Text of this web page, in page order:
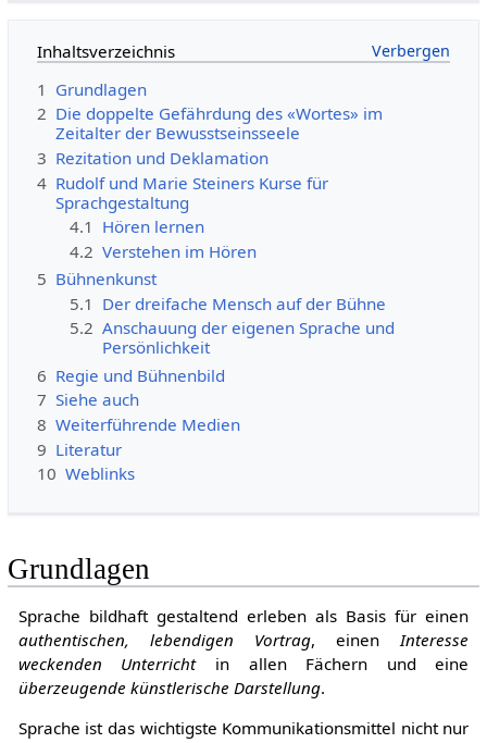
1 Grundlagen
Die doppelte Gefährdung des «Wortes» im
Zeitalter der Bewusstseinsseele
3 Rezitation und Deklamation
Rudolf und Marie Steiners Kurse für
Sprachgestaltung
4.1 Hören lernen
4.2 Verstehen im Hören
Bühnenkunst
5.1 Der dreifache Mensch auf der Bühne
Anschauung der eigenen Sprache und
Persönlichkeit
6 Regie und Bühnenbild
7 Siehe auch
8 Weiterführende Medien
9 Literatur
Grundlagen
Sprache bildhaft gestaltend erleben als Basis für einen
authentischen, lebendigen Vortrag, einenInteresse
weckenden Unterrichtin allen Fächern und eine